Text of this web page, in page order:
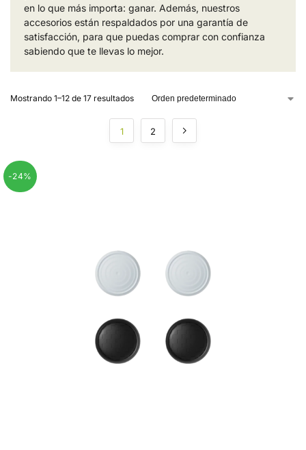
en lo que más importa: ganar. Además, nuestros
accesorios están respaldados por una garantía de
satisfacción, para que puedas comprar con confianza
sabiendo que te llevas lo mejor.
Mostrando 1–12 de 17 resultados
1 2
-24%